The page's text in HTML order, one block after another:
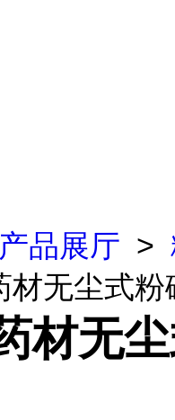
产品展厅 >
材无尘式粉
材无